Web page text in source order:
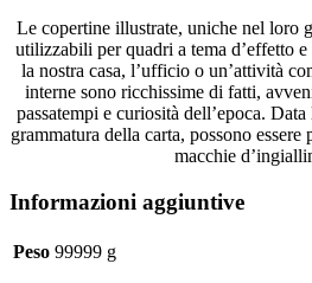
Le copertine illustrate, uniche nel loro
utilizzabili per quadri a tema d’effetto
la nostra casa, l’ufficio o un’attività
interne sono ricchissime di fatti,
passatempi e curiosità dell’epoca.
grammatura della carta, possono
macchie
Informazioni aggiuntive
Peso 99999 g